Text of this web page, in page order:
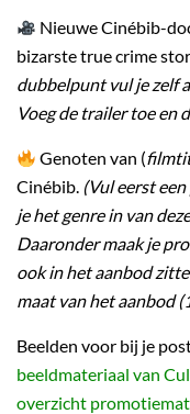
Nieuwe Cinébib-
bizarste true crime
dubbelpunt vul je zelf
Voeg de trailer toe en
Genoten van (
Cinébib. (Vul eerst
je het genre in van
Daaronder maak je
ook in het aanbod
maat van het aanbod
Beelden voor bij je
beeldmateriaal van
overzicht